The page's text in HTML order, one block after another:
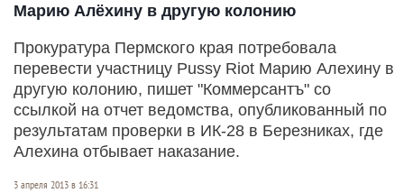
Марию Алёхину в другую колонию
Прокуратура Пермского края потребовала
перевести участницу Pussy Riot Марию Алехину в
другую колонию, пишет "Коммерсантъ" со
ссылкой на отчет ведомства, опубликованный по
результатам проверки в ИК-28 в Березниках, где
Алехина отбывает наказание.
3 апреля 2013 в 16:31